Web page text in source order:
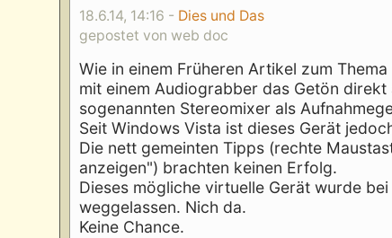
18.6.14, 14:16 - Dies und Das
gepostet von web doc
Wie in einem Früheren Artikel zum Thema
mit einem Audiograbber das Getön
sogenannten Stereomixer als
Seit Windows Vista ist dieses Gerät
Die nett gemeinten Tipps (rechte
anzeigen") brachten keinen Erfolg.
Dieses mögliche virtuelle Gerät wurde
weggelassen. Nich da.
Keine Chance.